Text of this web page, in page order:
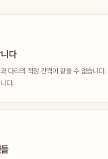
다
다리의 적정 간격이 같을 수 없습니
다.